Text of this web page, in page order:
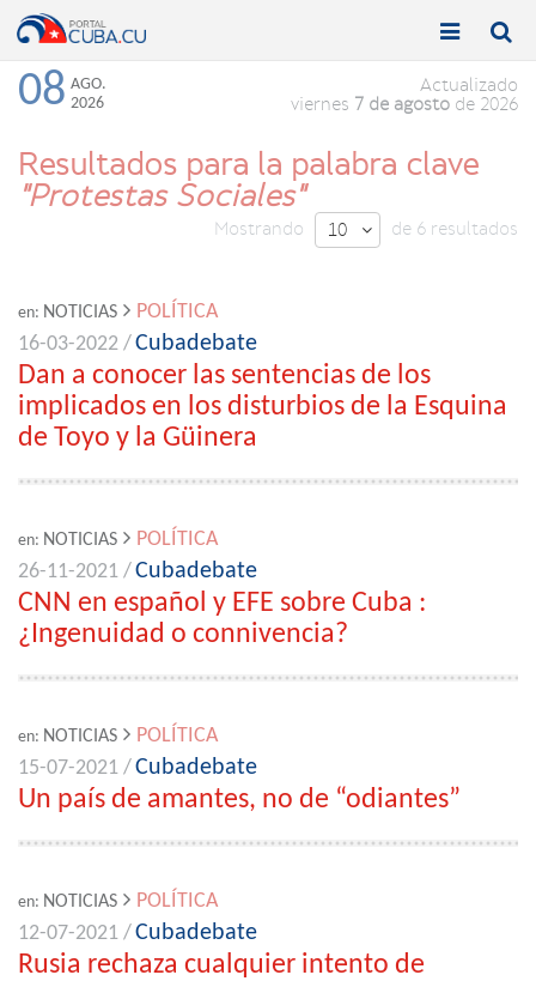
Toggle

Toggle

08 AGO.
2026
Actualizado
viernes 7 de agosto de 2026
Resultados para la palabra clave
"Protestas Sociales"
Mostrando 10  de 6 resultados
en: NOTICIAS
POLÍTICA
16-03-2022 /Cubadebate
Dan a conocer las sentencias de los
implicados en los disturbios de la Esquina
de Toyo y la Güinera
en: NOTICIAS
POLÍTICA
26-11-2021 /Cubadebate
CNN en español y EFE sobre Cuba :
¿Ingenuidad o connivencia?
en: NOTICIAS
POLÍTICA
15-07-2021 /Cubadebate
Un país de amantes, no de “odiantes”
en: NOTICIAS
POLÍTICA
12-07-2021 /Cubadebate
Rusia rechaza cualquier intento de